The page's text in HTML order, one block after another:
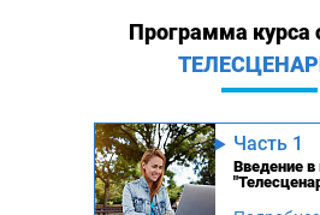
Программа курса
Часть 1
Введение в